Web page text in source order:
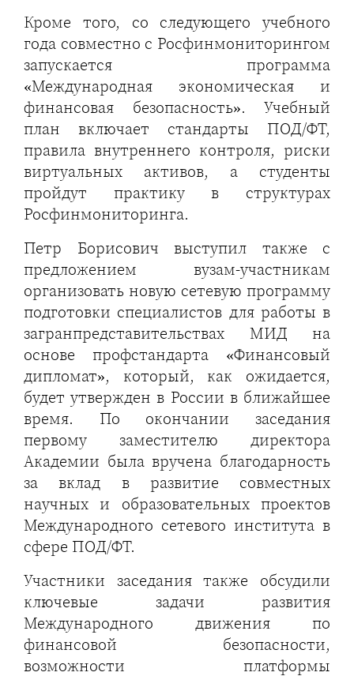
Кроме того, со следующего учебного
года совместно с Росфинмониторингом
запускается программа
«Международная экономическая и
финансовая безопасность». Учебный
план включает стандарты ПОД/ФТ,
правила внутреннего контроля, риски
виртуальных активов, а студенты
пройдут практику в структурах
Росфинмониторинга.
Петр Борисович выступил также с
предложением вузам-участникам
организовать новую сетевую программу
подготовки специалистов для работы в
загранпредставительствах МИД на
основе профстандарта «Финансовый
дипломат», который, как ожидается,
будет утвержден в России в ближайшее
время. По окончании заседания
первому заместителю директора
Академии была вручена благодарность
за вклад в развитие совместных
научных и образовательных проектов
Международного сетевого института в
сфере ПОД/ФТ.
Участники заседания также обсудили
ключевые задачи развития
Международного движения по
финансовой безопасности,
возможности платформы